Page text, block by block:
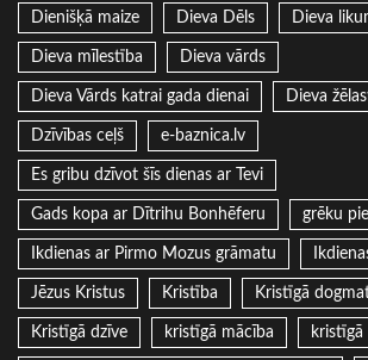
Dienišķā maize Dieva Dēls Dieva
Dieva mīlestība Dieva vārds
Dieva Vārds katrai gada dienai Dieva
Dzīvības ceļš e-baznica.lv
Es gribu dzīvot šīs dienas ar Tevi
Gads kopa ar Dītrihu Bonhēferu grēku
Ikdienas ar Pirmo Mozus grāmatu
Jēzus Kristus Kristība Kristīgā
Kristīgā dzīve kristīgā mācība kristīgā